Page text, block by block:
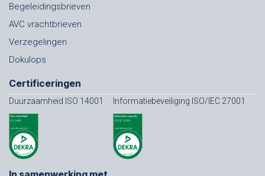
Begeleidingsbrieven
AVC vrachtbrieven
Verzegelingen
Dokulops
Certificeringen
Duurzaamheid ISO 14001 Informatiebeveiliging ISO/IEC 27001